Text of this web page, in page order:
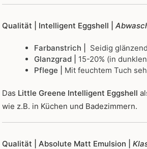
Qualität | Intelligent Eggshell |
Farbanstrich | Seidig glänzend
Glanzgrad |
15-20% (in
Pflege |
Mit feuchtem Tuch
Das Little Greene Intelligent Eggshell
wie z.B. in Küchen und Badezimmern.
Qualität | Absolute Matt Emulsion |